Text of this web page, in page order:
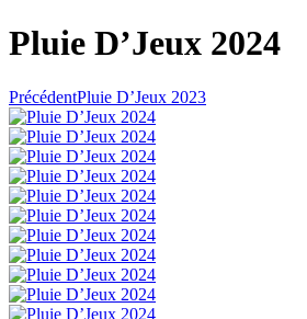
Pluie D’Jeux 2024
PrécédentPluie D’Jeux 2023